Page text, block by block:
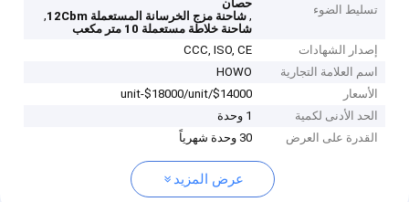
تسليط الضوء
حصان
,شاحنة مزج الخرسانة المستعملة 12Cbm
,
شاحنة خلاطة مستعملة 10 متر مكعب
إصدار الشهادات
CCC, ISO, CE
اسم العلامة التجارية
HOWO
الأسعار
$14000/unit-$18000/unit
الحد الأدنى لكمية
1 وحدة
القدرة على العرض
30 وحدة شهرياً
عرض المزيد